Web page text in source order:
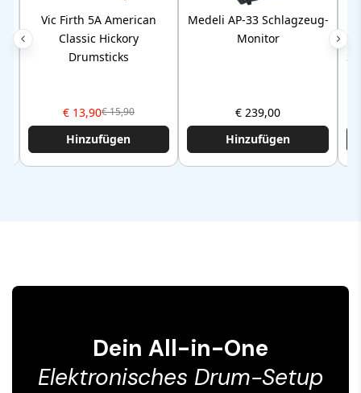
Vic Firth 5A American
Classic Hickory
Drumsticks
€ 13,90€ 15,90
Hinzufügen
Medeli AP-33 Schlagzeug-
Monitor
€ 239,00
Hinzufügen
Dein All-in-One
Elektronisches Drum-Setup